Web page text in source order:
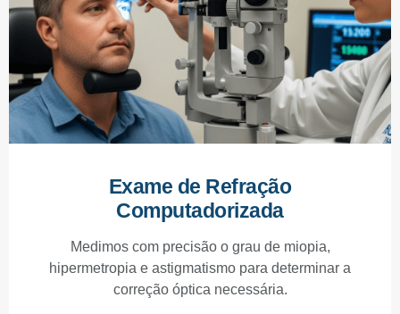
Exame de Refração
Computadorizada
Medimos com precisão o grau de miopia,
hipermetropia e astigmatismo para determinar a
correção óptica necessária.